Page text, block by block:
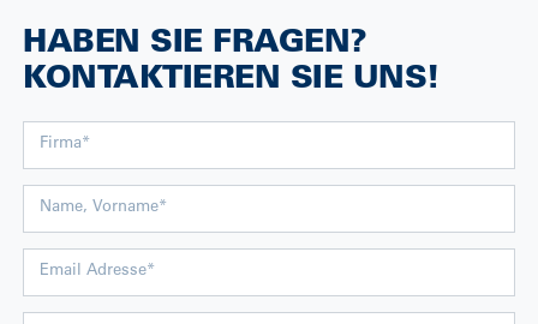
HABEN SIE FRAGEN?
KONTAKTIEREN SIE UNS!